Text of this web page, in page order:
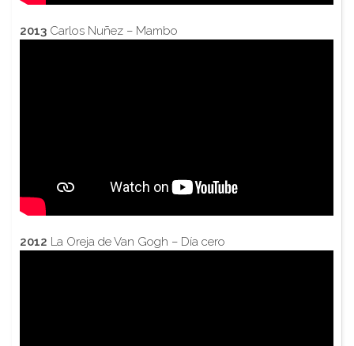
2013 Carlos Nuñez – Mambo
2012 La Oreja de Van Gogh – Día cero